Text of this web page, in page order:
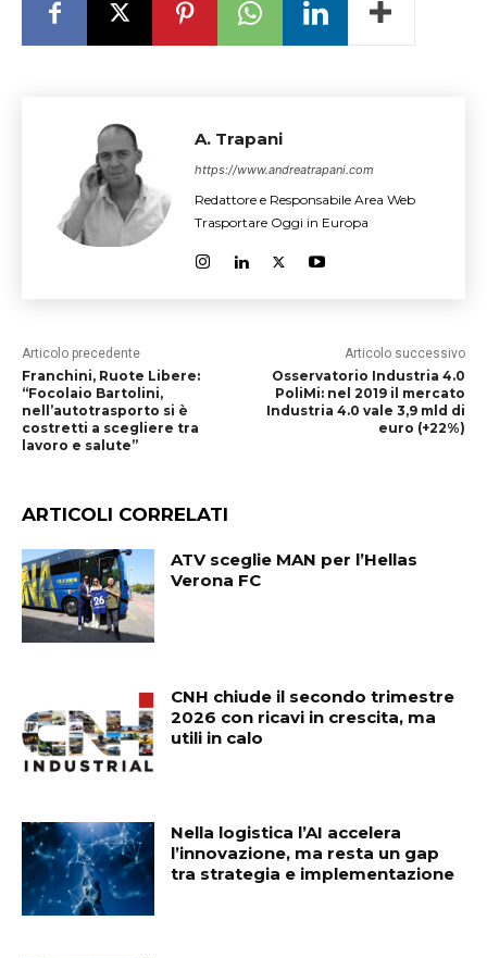
A. Trapani
https://www.andreatrapani.com
Redattore e Responsabile Area Web
Trasportare Oggi in Europa
Articolo precedente
Franchini, Ruote Libere:
“Focolaio Bartolini,
nell’autotrasporto si è
costretti a scegliere tra
lavoro e salute”
Articolo successivo
Osservatorio Industria 4.0
PoliMi: nel 2019 il mercato
Industria 4.0 vale 3,9 mld di
euro (+22%)
ARTICOLI CORRELATI
ATV sceglie MAN per l’Hellas
Verona FC
CNH chiude il secondo trimestre
2026 con ricavi in crescita, ma
utili in calo
Nella logistica l’AI accelera
l’innovazione, ma resta un gap
tra strategia e implementazione